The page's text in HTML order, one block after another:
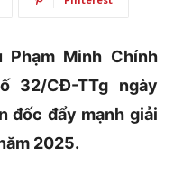
Minh Chính
32/CĐ-TTg ngày
đốc đẩy mạnh giải
2025.